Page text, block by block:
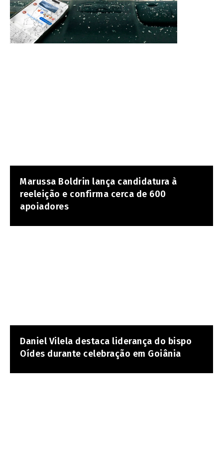
Marussa Boldrin lança candidatura à
reeleição e confirma cerca de 600
apoiadores
Daniel Vilela destaca liderança do bispo
Oídes durante celebração em Goiânia